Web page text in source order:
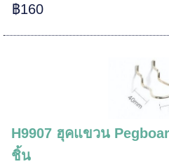
฿160
H9907 ฮุคแขวน
ชิ้น